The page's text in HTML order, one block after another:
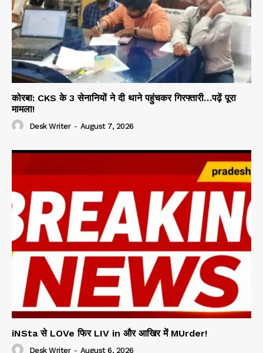
कोरबा: CKS के 3 सेनानियों ने दी थाने पहुंचकर गिरफ्तारी…पढ़ें पूरा
मामला!
Desk Writer - August 7, 2026
iNSta से LOVe फिर LIV in और आखिर में MUrder!
Desk Writer - August 6, 2026